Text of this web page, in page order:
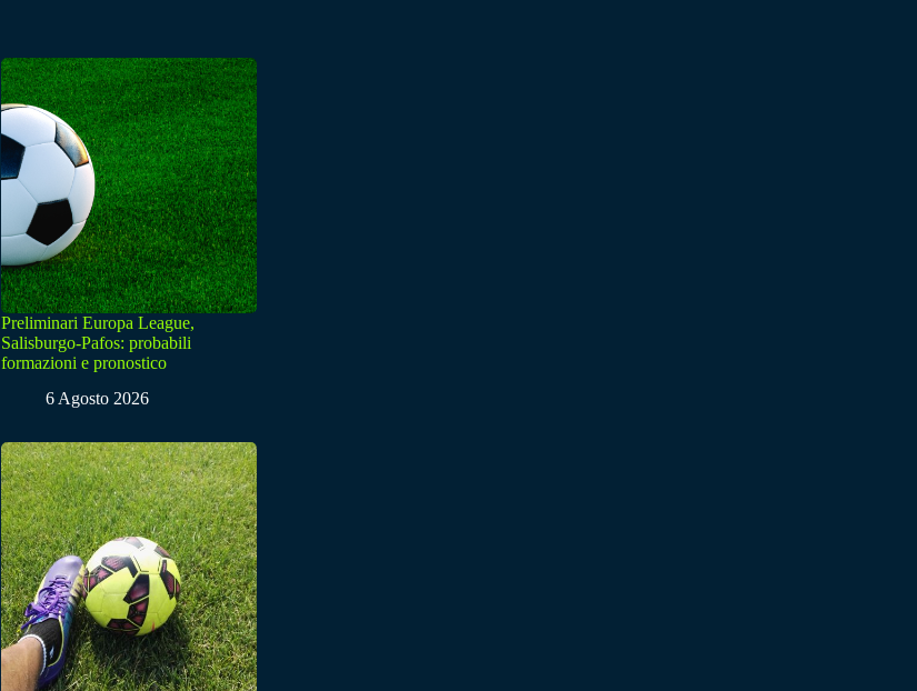
Preliminari Europa League,
Salisburgo-Pafos: probabili
formazioni e pronostico
6 Agosto 2026